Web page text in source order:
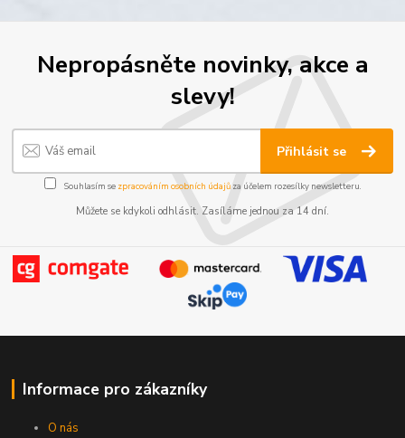
Nepropásněte novinky, akce a
slevy!
Přihlásit se
Souhlasím se zpracováním osobních údajůza účelem rozesílky newsletteru.
Můžete se kdykoli odhlásit. Zasíláme jednou za 14 dní.
Informace pro zákazníky
O nás